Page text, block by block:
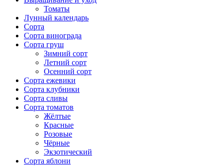
Томаты
Лунный календарь
Сорта
Сорта винограда
Сорта груш
Зимний сорт
Летний сорт
Осенний сорт
Сорта ежевики
Сорта клубники
Сорта сливы
Сорта томатов
Жёлтые
Красные
Розовые
Чёрные
Экзотический
Сорта яблони